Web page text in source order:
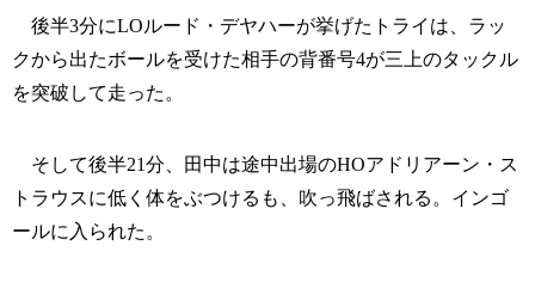
後半3分にLOルード・デヤハーが挙げたトライは、ラッ
クから出たボールを受けた相手の背番号4が三上のタックル
を突破して走った。
そして後半21分、田中は途中出場のHOアドリアーン・ス
トラウスに低く体をぶつけるも、吹っ飛ばされる。インゴ
ールに入られた。